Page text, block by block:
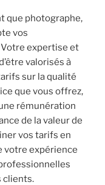
que photographe,
vos
expertise et
valorisés à
sur la qualité
que vous offrez,
rémunération
de la valeur de
vos tarifs en
votre expérience
clients.